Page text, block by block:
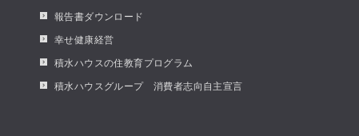
報告書ダウンロード
幸せ健康経営
積水ハウスの住教育プログラム
積水ハウスグループ 消費者志向自主宣言